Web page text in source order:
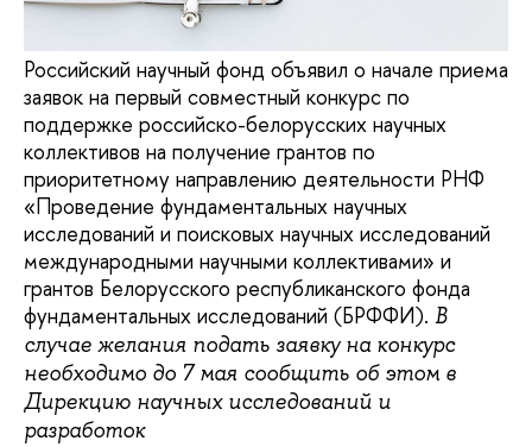
Российский научный фонд объявил о начале приема
заявок на первый совместный конкурс по
поддержке российско-белорусских научных
коллективов на получение грантов по
приоритетному направлению деятельности РНФ
«Проведение фундаментальных научных
исследований и поисковых научных исследований
международными научными коллективами» и
грантов Белорусского республиканского фонда
фундаментальных исследований (БРФФИ). В
случае желания подать заявку на конкурс
необходимо до 7 мая сообщить об этом в
Дирекцию научных исследований и
разработок